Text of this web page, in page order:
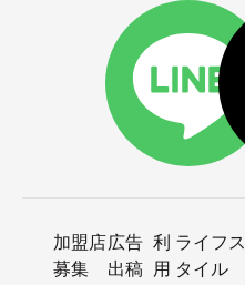
加盟店
募集
広告
出稿
利
用
ライフス
タイル